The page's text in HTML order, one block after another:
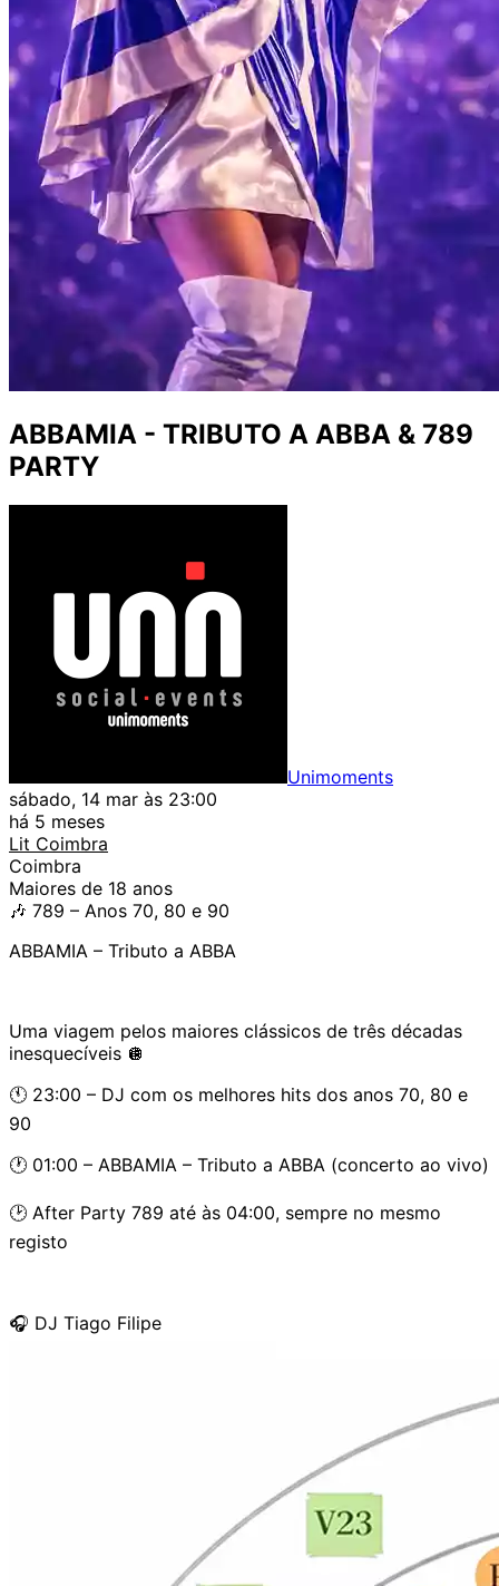
ABBAMIA - TRIBUTO A ABBA & 789
PARTY
Unimoments
sábado, 14 mar às 23:00
há 5 meses
Lit Coimbra
Coimbra
Maiores de 18 anos
🎶 789 – Anos 70, 80 e 90
ABBAMIA – Tributo a ABBA
Uma viagem pelos maiores clássicos de três décadas
inesquecíveis 🪩
🕚 23:00 – DJ com os melhores hits dos anos 70, 80 e
90
🕐 01:00 – ABBAMIA – Tributo a ABBA (concerto ao vivo)
🕑 After Party 789 até às 04:00, sempre no mesmo
registo
🎧 DJ Tiago Filipe